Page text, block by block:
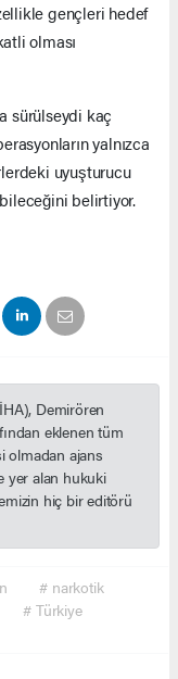
gençleri hedef
olması
sürülseydi kaç
yalnızca
uyuşturucu
belirtiyor.
Demirören
eklenen tüm
olmadan ajans
yer alan hukuki
hiç bir editörü
# narkotik
# Türkiye